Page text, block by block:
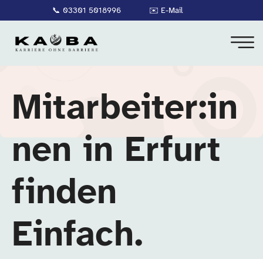
📞 03301 5018996 ✉️ E-Mail
Mitarbeiter:in
nen in Erfurt
finden
Einfach.